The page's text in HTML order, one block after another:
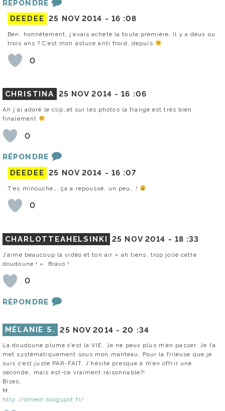
RÉPONDRE
DEEDEE 25 NOV 2014 - 16 :08
Ben, honnêtement, j’avais acheté la toute première, il y a deux ou
trois ans ? C’est mon astuce anti froid, depuis
0
CHRISTINA 25 NOV 2014 -16 :06
Ah j’ai adoré le clip…et sur les photos la frange est très bien
finalement
0
RÉPONDRE
DEEDEE 25 NOV 2014 - 16 :07
T’es minouche…. ça a repoussé, un peu… !
0
CHARLOTTEAHELSINKI 25 NOV 2014 - 18 :33
J’aime beaucoup la vidéo et ton air « ah tiens, trop jolie cette
doudoune ! ». Bravo !
0
RÉPONDRE
MÉLANIE S. 25 NOV 2014 -20 :34
La doudoune plume c’est la VIE. Je ne peux plus m’en passer. Je l’a
met systématiquement sous mon manteau. Pour la frileuse que je
suis c’est juste PAR-FAIT. J’hésite presque à m’en offrir une
seconde… mais est-ce vraiment raisonnable?!
Bises,
M.
http://dmedr.blogspot.fr/